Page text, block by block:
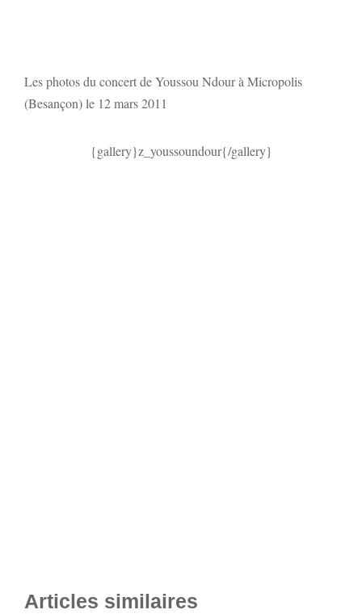
Les photos du concert de Youssou Ndour à Micropolis
(Besançon) le 12 mars 2011
{gallery}z_youssoundour{/gallery}
Articles similaires